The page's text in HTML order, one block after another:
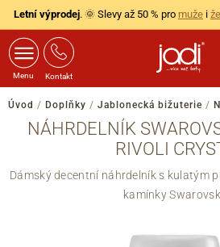
Letní výprodej. 🌞 Slevy až 50 % pro muže i
Menu Kontakt
Úvod / Doplňky / Jablonecká bižuterie /
NÁHRDELNÍK
RIVOLI
Dámský decentní náhrdelník s kulatým
kamínky